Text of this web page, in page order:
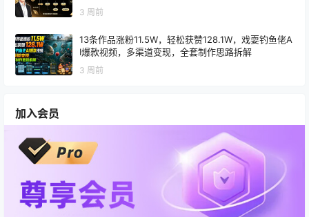
3 周前
13条作品涨粉11.5W，轻松获赞128.1W，戏耍钓鱼佬A
I爆款视频，多渠道变现，全套制作思路拆解
3 周前
加入会员